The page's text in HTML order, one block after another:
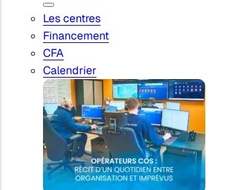
Les centres
Financement
CFA
Calendrier